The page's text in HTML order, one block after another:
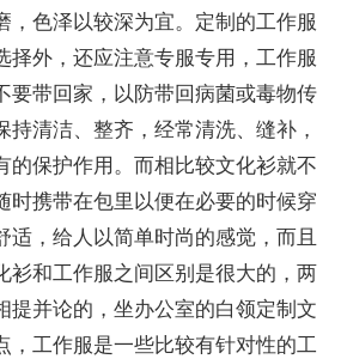
，色泽以较深为宜。定制的工作服
择外，还应注意专服专用，工作服
要带回家，以防带回病菌或毒物传
持清洁、整齐，经常清洗、缝补，
的保护作用。而相比较文化衫就不
时携带在包里以便在必要的时候穿
适，给人以简单时尚的感觉，而且
衫和工作服之间区别是很大的，两
提并论的，坐办公室的白领定制文
，工作服是一些比较有针对性的工